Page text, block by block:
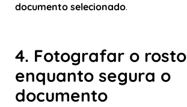
documento selecionado.
4. Fotografar o rosto
enquanto segura o
documento